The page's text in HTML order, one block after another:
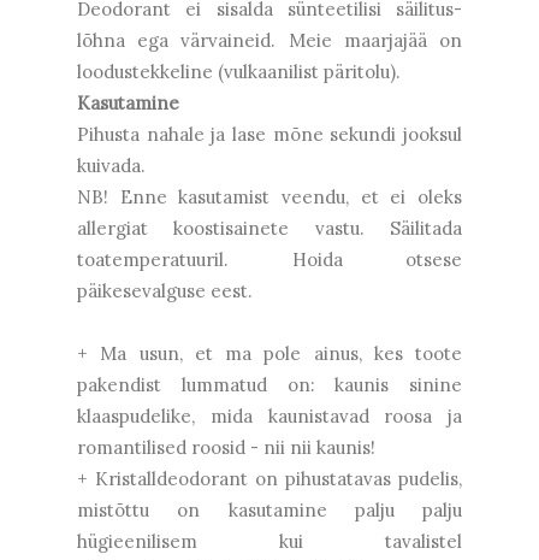
Deodorant ei sisalda sünteetilisi säilitus-
lõhna ega värvaineid. Meie maarjajää on
loodustekkeline (vulkaanilist päritolu).
Kasutamine
Pihusta nahale ja lase mõne sekundi jooksul
kuivada.
NB! Enne kasutamist veendu, et ei oleks
allergiat koostisainete vastu. Säilitada
toatemperatuuril. Hoida otsese
päikesevalguse eest.
+ Ma usun, et ma pole ainus, kes toote
pakendist lummatud on: kaunis sinine
klaaspudelike, mida kaunistavad roosa ja
romantilised roosid - nii nii kaunis!
+ Kristalldeodorant on pihustatavas pudelis,
mistõttu on kasutamine palju palju
hügieenilisem kui tavalistel